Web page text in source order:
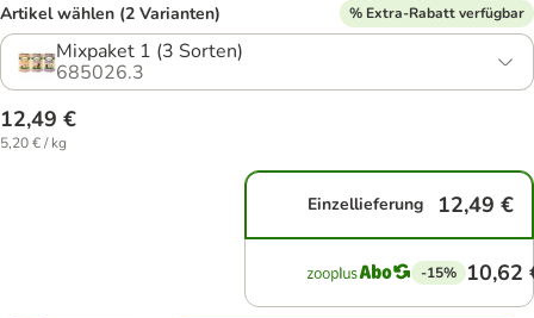
Artikel wählen (2 Varianten) % Extra-Rabatt verfügbar
Mixpaket 1 (3 Sorten)
685026.3
12,49 €
5,20 € / kg
Einzellieferung 12,49 €
-15% 10,62